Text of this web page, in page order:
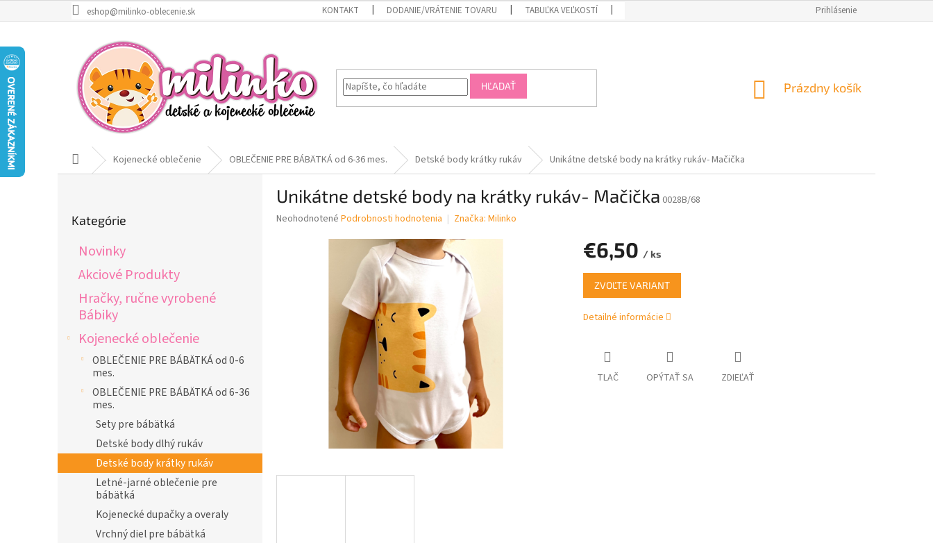
na
eshop@milinko-oblecenie.sk KONTAKT DODANIE/VRÁTENIE TOVARU TABUĽKA VEĽKOSTÍ NAPÍSALI O NÁS
Prihlásenie
HĽADAŤ
NÁKUPNÝ
Prázdny košík
DomovKojenecké oblečenie OBLEČENIE PRE BÁBÄTKÁ od 6-36 mes. Detské body krátky rukáv Unikátne detské body na krátky rukáv- Mačička
kategórie
Kategórie
Novinky
Akciové Produkty
Hračky, ručne vyrobené
Bábiky
Kojenecké oblečenie
OBLEČENIE PRE BÁBÄTKÁ od 0-6
mes.
OBLEČENIE PRE BÁBÄTKÁ od 6-36
mes.
Sety pre bábätká
Detské body dlhý rukáv
Detské body krátky rukáv
Letné-jarné oblečenie pre
bábätká
Kojenecké dupačky a overaly
Vrchný diel pre bábätká
Unikátne detské body na krátky rukáv- Mačička 0028B/68
Priemerné
Neohodnotené Podrobnosti hodnotenia Značka: Milinko
€6,50 / ks
Jednotková
cena:
ZVOĽTE VARIANT
Detailné informácie
TLAČ OPÝTAŤ SA ZDIEĽAŤ